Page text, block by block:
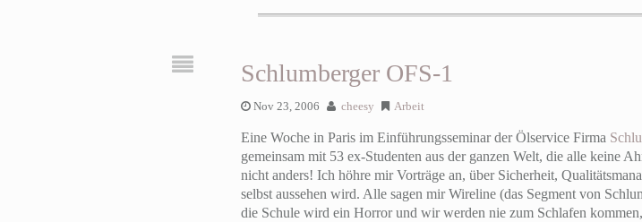
Schlumberger OFS-1
Nov 23, 2006 cheesy Arbeit
Eine Woche in Paris im Einführungsseminar der Ölservice Firma
gemeinsam mit 53 ex-Studenten aus der ganzen Welt, die alle keine
nicht anders! Ich höhre mir Vorträge an, über Sicherheit,
selbst aussehen wird. Alle sagen mir Wireline (das Segment von
die Schule wird ein Horror und wir werden nie zum Schlafen